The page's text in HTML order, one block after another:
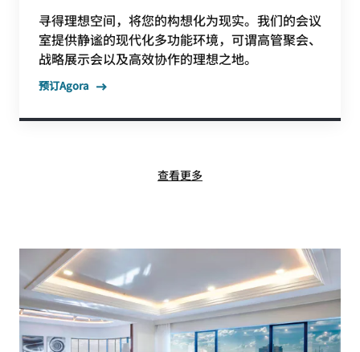
寻得理想空间，将您的构想化为现实。我们的会议
室提供静谧的现代化多功能环境，可谓高管聚会、
战略展示会以及高效协作的理想之地。
预订Agora
查看更多